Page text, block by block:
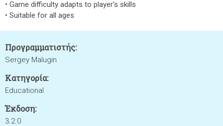
• Game difficulty adapts to player's skills
• Suitable for all ages
Προγραμματιστής:
Sergey Malugin
Κατηγορία:
Educational
Έκδοση:
3.2.0